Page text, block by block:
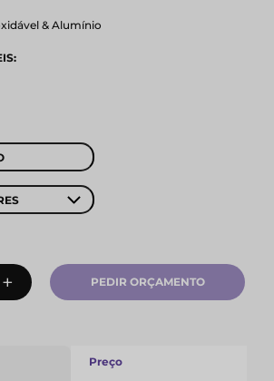
& Alumínio
+ PEDIR ORÇAMENTO
Preço